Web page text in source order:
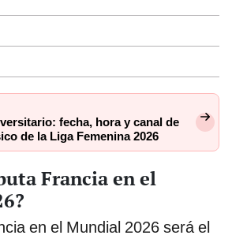
fecha, hora y canal de
de la Liga Femenina 2026
Francia en el
en el Mundial 2026 será el